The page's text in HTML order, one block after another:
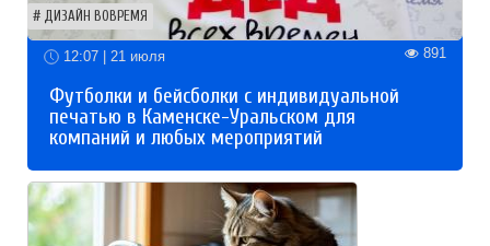
ДИЗАЙН ВОВРЕМЯ
12:07 | 21 июля 891
Футболки и бейсболки с индивидуальной
печатью в Каменске-Уральском для
компаний и любых мероприятий